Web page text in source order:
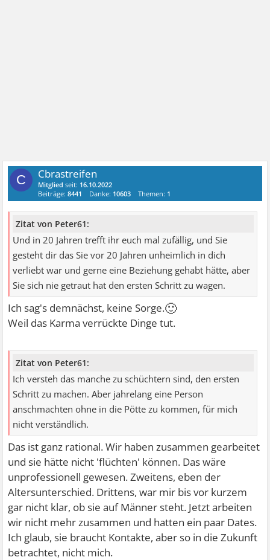
C Cbrastreifen
Mitglied seit: 16.10.2022
Beiträge:8441 Danke: 10603 Themen: 1
Zitat von Peter61:
Und in 20 Jahren trefft ihr euch mal zufällig, und Sie
gesteht dir das Sie vor 20 Jahren unheimlich in dich
verliebt war und gerne eine Beziehung gehabt hätte, aber
Sie sich nie getraut hat den ersten Schritt zu wagen.
Ich sag's demnächst, keine Sorge.🙂
Weil das Karma verrückte Dinge tut.
Zitat von Peter61:
Ich versteh das manche zu schüchtern sind, den ersten
Schritt zu machen. Aber jahrelang eine Person
anschmachten ohne in die Pötte zu kommen, für mich
nicht verständlich.
Das ist ganz rational. Wir haben zusammen gearbeitet
und sie hätte nicht 'flüchten' können. Das wäre
unprofessionell gewesen. Zweitens, eben der
Altersunterschied. Drittens, war mir bis vor kurzem
gar nicht klar, ob sie auf Männer steht. Jetzt arbeiten
wir nicht mehr zusammen und hatten ein paar Dates.
Ich glaub, sie braucht Kontakte, aber so in die Zukunft
betrachtet, nicht mich.